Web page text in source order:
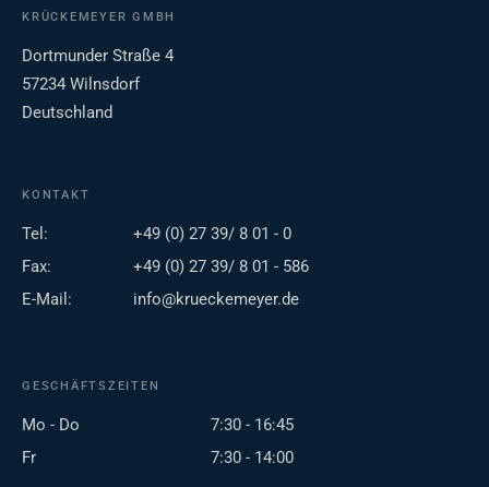
KRÜCKEMEYER GMBH
Dortmunder Straße 4
57234 Wilnsdorf
Deutschland
KONTAKT
Tel:
+49 (0) 27 39/ 8 01 - 0
Fax:
+49 (0) 27 39/ 8 01 - 586
E-Mail:
info@krueckemeyer.de
GESCHÄFTSZEITEN
Mo - Do
7:30 - 16:45
Fr
7:30 - 14:00